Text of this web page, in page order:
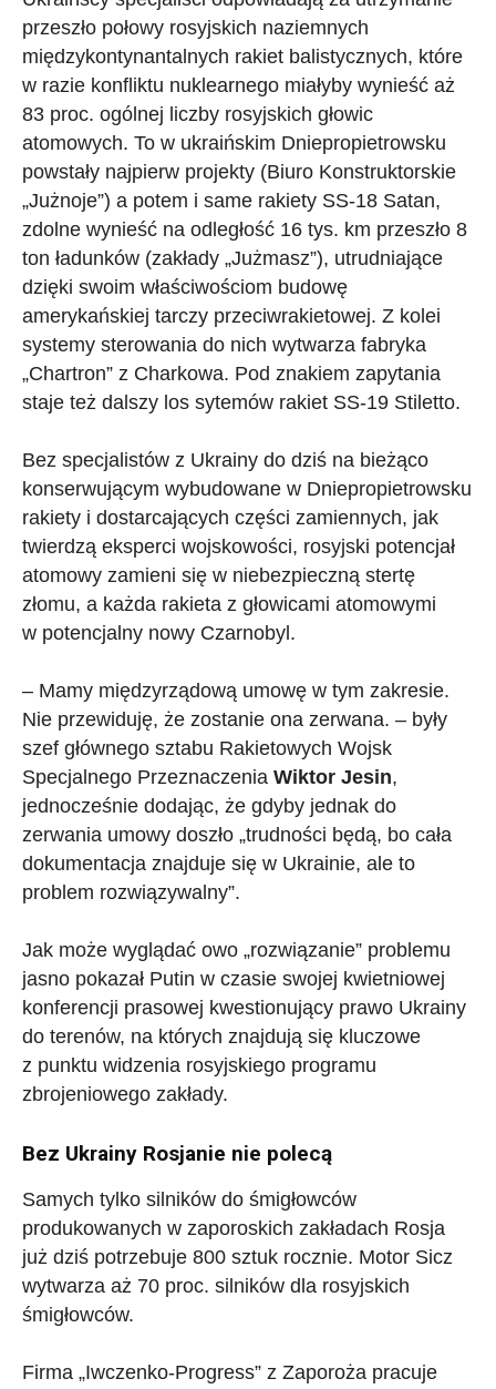
przeszło połowy rosyjskich naziemnych
międzykontynantalnych rakiet balistycznych, które
w razie konfliktu nuklearnego miałyby wynieść aż
83 proc. ogólnej liczby rosyjskich głowic
atomowych. To w ukraińskim Dniepropietrowsku
powstały najpierw projekty (Biuro Konstruktorskie
„Jużnoje”) a potem i same rakiety SS-18 Satan,
zdolne wynieść na odległość 16 tys. km przeszło 8
ton ładunków (zakłady „Jużmasz”), utrudniające
dzięki swoim właściwościom budowę
amerykańskiej tarczy przeciwrakietowej. Z kolei
systemy sterowania do nich wytwarza fabryka
„Chartron” z Charkowa. Pod znakiem zapytania
staje też dalszy los sytemów rakiet SS-19 Stiletto.
Bez specjalistów z Ukrainy do dziś na bieżąco
konserwującym wybudowane w Dniepropietrowsku
rakiety i dostarcających części zamiennych, jak
twierdzą eksperci wojskowości, rosyjski potencjał
atomowy zamieni się w niebezpieczną stertę
złomu, a każda rakieta z głowicami atomowymi
w potencjalny nowy Czarnobyl.
– Mamy międzyrządową umowę w tym zakresie.
Nie przewiduję, że zostanie ona zerwana. – były
szef głównego sztabu Rakietowych Wojsk
Specjalnego Przeznaczenia Wiktor Jesin,
jednocześnie dodając, że gdyby jednak do
zerwania umowy doszło „trudności będą, bo cała
dokumentacja znajduje się w Ukrainie, ale to
problem rozwiązywalny”.
Jak może wyglądać owo „rozwiązanie” problemu
jasno pokazał Putin w czasie swojej kwietniowej
konferencji prasowej kwestionujący prawo Ukrainy
do terenów, na których znajdują się kluczowe
z punktu widzenia rosyjskiego programu
zbrojeniowego zakłady.
Bez Ukrainy Rosjanie nie polecą
Samych tylko silników do śmigłowców
produkowanych w zaporoskich zakładach Rosja
już dziś potrzebuje 800 sztuk rocznie. Motor Sicz
wytwarza aż 70 proc. silników dla rosyjskich
śmigłowców.
Firma „Iwczenko-Progress” z Zaporoża pracuje